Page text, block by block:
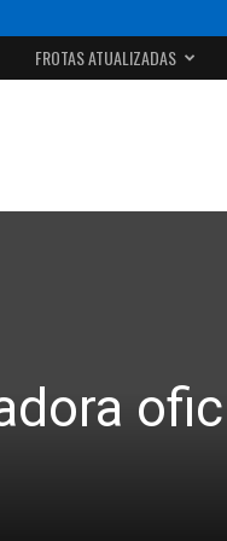
FROTAS ATUALIZADAS